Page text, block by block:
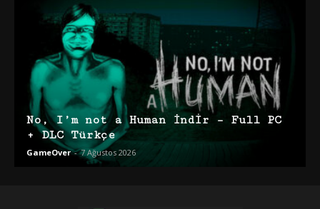
No, I’m not a Human İndir – Full PC
+ DLC Türkçe
GameOver - 7 Ağustos 2026